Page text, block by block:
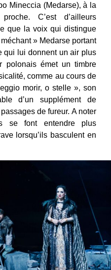
Mineccia (Medarse), à la
C’est d’ailleurs
que la voix qui distingue
» Medarse portant
qui lui donnent un air plus
polonais émet un timbre
comme au cours de
morir, o stelle », son
d’un supplément de
de fureur. A noter
se font entendre plus
lorsqu’ils basculent en